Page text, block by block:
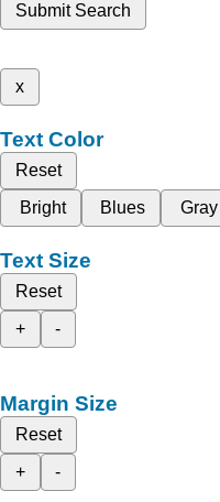
Submit Search
x
Text Color
Reset
Bright
Blues Gray
Text Size
Reset
+
-
Margin Size
Reset
+
-